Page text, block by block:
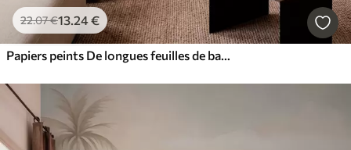
22.07€13.24€
Papiers peints De longues feuilles de bananier